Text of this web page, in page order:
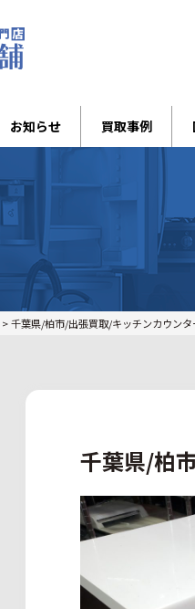
お知らせ 買取事例
>千葉県/柏市/出張買取/キッチンカウン
千葉県/柏